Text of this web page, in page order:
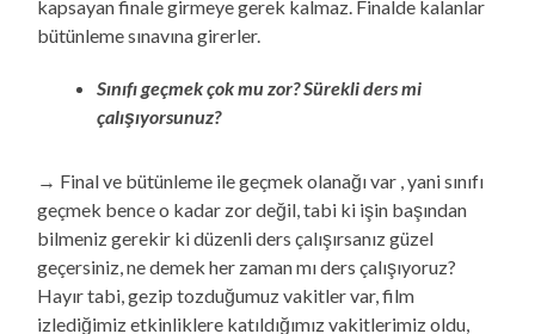
kapsayan finale girmeye gerek kalmaz. Finalde kalanlar
bütünleme sınavına girerler.
Sınıfı geçmek çok mu zor? Sürekli ders mi
çalışıyorsunuz?
→ Final ve bütünleme ile geçmek olanağı var , yani sınıfı
geçmek bence o kadar zor değil, tabi ki işin başından
bilmeniz gerekir ki düzenli ders çalışırsanız güzel
geçersiniz, ne demek her zaman mı ders çalışıyoruz?
Hayır tabi, gezip tozduğumuz vakitler var, film
izlediğimiz etkinliklere katıldığımız vakitlerimiz oldu,